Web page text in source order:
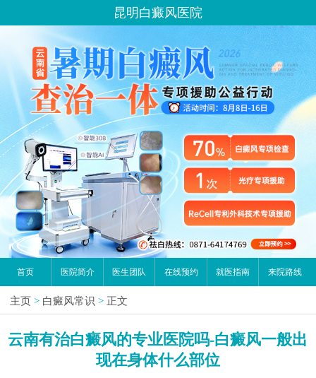
昆明白癜风医院
首页 医院简介 医生团队 在线预约 就医指南 来院路线
主页 > 白癜风常识 > 正文
云南有治白癜风的专业医院吗-白癜风一般出
现在身体什么部位